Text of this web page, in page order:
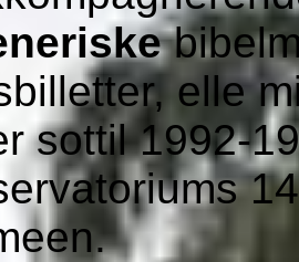
elle
sottil 1992-